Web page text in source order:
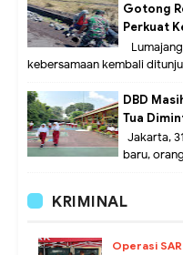
Gotong
Perkuat
kebersamaan kembali
DBD
Tua
Jakarta,
baru,
KRIMINAL
Operasi